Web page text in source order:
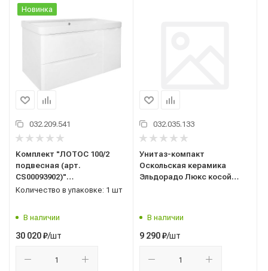
Новинка
032.209.541
Комплект "ЛОТОС 100/2
подвесная (арт.
CS00093902)"
(тумба+умывальник Монте
Количество в упаковке: 1 шт
В наличии
30 020₽/шт
032.035.133
Унитаз-компакт
Оскольская керамика
Эльдорадо Люкс косой
УЦЕНЕННЫЙ
В наличии
9 290₽/шт